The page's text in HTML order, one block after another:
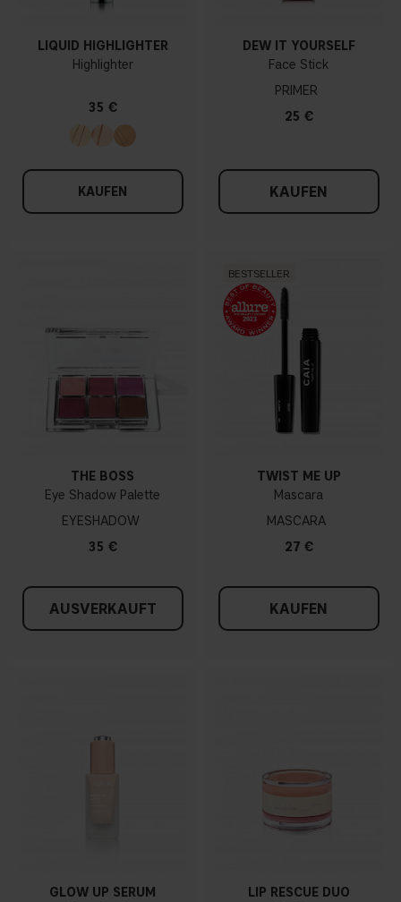
LIQUID HIGHLIGHTER
Highlighter
35 €
KAUFEN
DEW IT YOURSELF
Face Stick
PRIMER
25 €
KAUFEN
THE BOSS
Eye Shadow Palette
EYESHADOW
35 €
AUSVERKAUFT
BESTSELLER
TWIST ME UP
Mascara
MASCARA
27 €
KAUFEN
GLOW UP SERUM
LIP RESCUE DUO